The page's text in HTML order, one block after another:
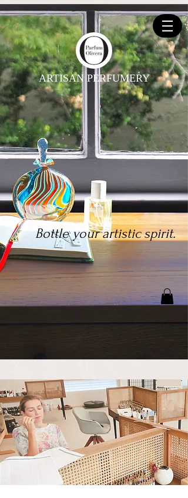
ARTISAN PERFUMERY
Bottle your artistic spirit.